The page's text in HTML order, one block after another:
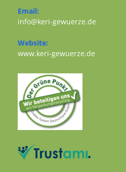
Email:
info@keri-gewuerze.de
Website:
www.keri-gewuerze.de